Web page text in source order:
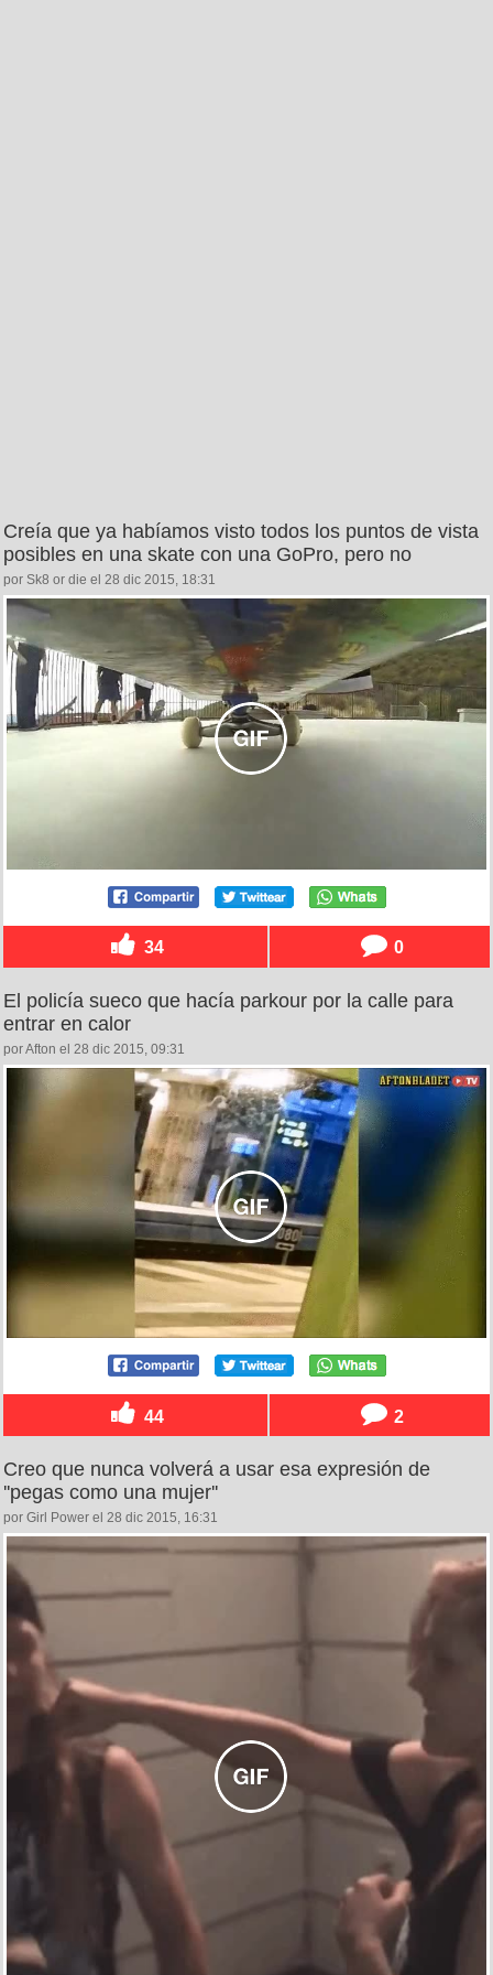
Creía que ya habíamos visto todos los puntos de vista
posibles en una skate con una GoPro, pero no
por Sk8 or die el 28 dic 2015, 18:31
34 0
El policía sueco que hacía parkour por la calle para
entrar en calor
por Afton el 28 dic 2015, 09:31
44 2
Creo que nunca volverá a usar esa expresión de
''pegas como una mujer''
por Girl Power el 28 dic 2015, 16:31